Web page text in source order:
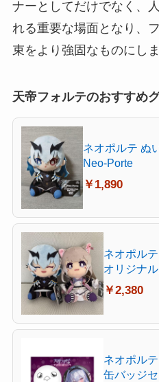
ナーとしてだけでなく、
れる重要な場面となり、
束をより強固なものにしま
天帝フォルテのおすすめ
ネオポルテ ぬ
Neo-Porte
￥1,890
ネオポル
オリジナ
￥2,380
ネオポル
缶バッジセ